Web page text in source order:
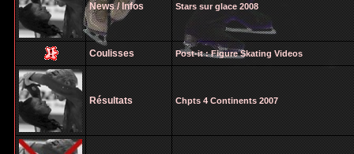
News / Infos Stars sur glace 2008
Coulisses Post-it : Figure Skating Videos
Résultats Chpts 4 Continents 2007